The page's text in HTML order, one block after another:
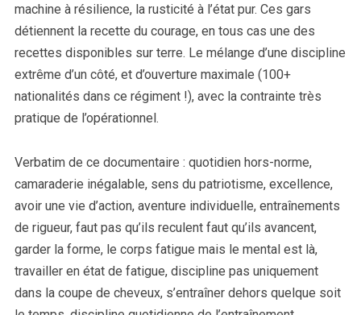
machine à résilience, la rusticité à l’état pur. Ces gars
détiennent la recette du courage, en tous cas une des
recettes disponibles sur terre. Le mélange d’une discipline
extrême d’un côté, et d’ouverture maximale (100+
nationalités dans ce régiment !), avec la contrainte très
pratique de l’opérationnel.
Verbatim de ce documentaire : quotidien hors-norme,
camaraderie inégalable, sens du patriotisme, excellence,
avoir une vie d’action, aventure individuelle, entraînements
de rigueur, faut pas qu’ils reculent faut qu’ils avancent,
garder la forme, le corps fatigue mais le mental est là,
travailler en état de fatigue, discipline pas uniquement
dans la coupe de cheveux, s’entraîner dehors quelque soit